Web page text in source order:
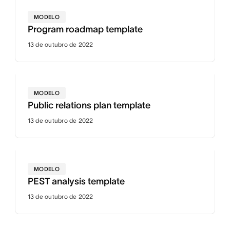
MODELO
Program roadmap template
13 de outubro de 2022
MODELO
Public relations plan template
13 de outubro de 2022
MODELO
PEST analysis template
13 de outubro de 2022